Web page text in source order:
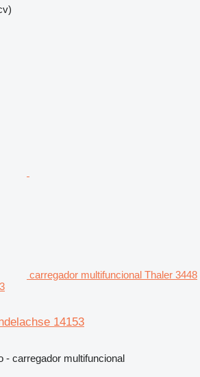
carregador multifuncional Thaler 3448
14153
- carregador multifuncional